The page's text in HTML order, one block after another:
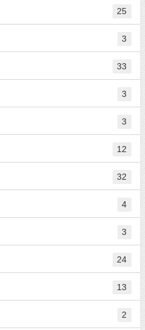
25
3
33
3
3
12
32
4
3
24
13
2